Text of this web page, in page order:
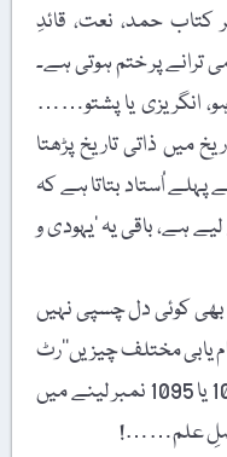
کتاب حمد، نعت، قائدِ
ترانے پر ختم ہوتی ہے۔
انگریزی یا پشتو……
میں ذاتی تاریخ پڑھتا
اُستاد بتاتا ہے کہ
ہے، باقی یہ ’یہودی و
کوئی دل چسپی نہیں
یابی مختلف چیزیں’’رٹ
لینے‘‘ ” میں ہے یا 1100 میں سے 1090 یا 1095 نمبر لینے میں
علم……!